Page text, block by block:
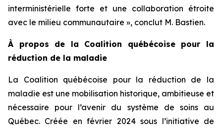
interministérielle forte et une collaboration étroite
avec le milieu communautaire », conclut M. Bastien.
À propos de la Coalition québécoise pour la
réduction de la maladie
La Coalition québécoise pour la réduction de la
maladie est une mobilisation historique, ambitieuse et
nécessaire pour l’avenir du système de soins au
Québec. Créée en février 2024 sous l’initiative de